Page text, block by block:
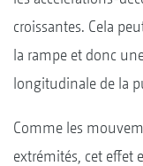
croissantes. Cela
la rampe et donc
longitudinale de la
Comme les
extrémités, cet effet